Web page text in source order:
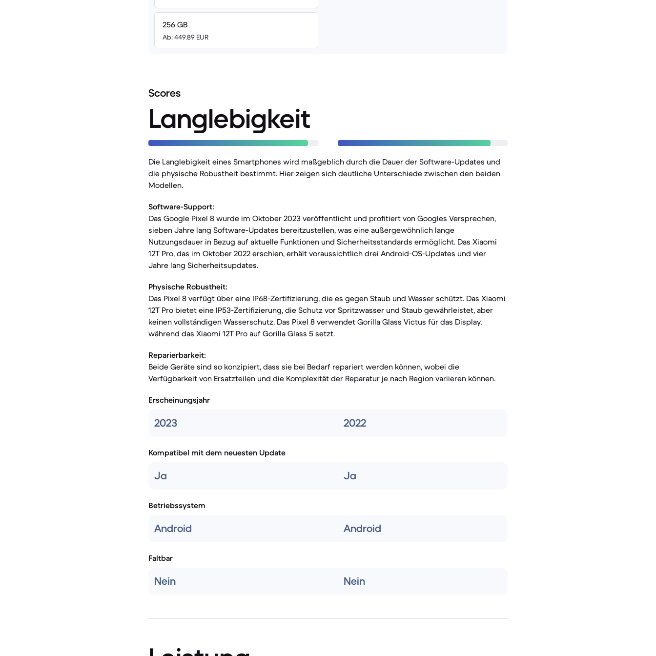
256 GB
Ab: 449.89 EUR
Scores
Langlebigkeit
Die Langlebigkeit eines Smartphones wird maßgeblich durch die Dauer der Software-Updates und
die physische Robustheit bestimmt. Hier zeigen sich deutliche Unterschiede zwischen den beiden
Modellen.
Software-Support:
Das Google Pixel 8 wurde im Oktober 2023 veröffentlicht und profitiert von Googles Versprechen,
sieben Jahre lang Software-Updates bereitzustellen, was eine außergewöhnlich lange
Nutzungsdauer in Bezug auf aktuelle Funktionen und Sicherheitsstandards ermöglicht. Das Xiaomi
12T Pro, das im Oktober 2022 erschien, erhält voraussichtlich drei Android-OS-Updates und vier
Jahre lang Sicherheitsupdates.
Physische Robustheit:
Das Pixel 8 verfügt über eine IP68-Zertifizierung, die es gegen Staub und Wasser schützt. Das Xiaomi
12T Pro bietet eine IP53-Zertifizierung, die Schutz vor Spritzwasser und Staub gewährleistet, aber
keinen vollständigen Wasserschutz. Das Pixel 8 verwendet Gorilla Glass Victus für das Display,
während das Xiaomi 12T Pro auf Gorilla Glass 5 setzt.
Reparierbarkeit:
Beide Geräte sind so konzipiert, dass sie bei Bedarf repariert werden können, wobei die
Verfügbarkeit von Ersatzteilen und die Komplexität der Reparatur je nach Region variieren können.
Erscheinungsjahr
2023 2022
Kompatibel mit dem neuesten Update
Ja Ja
Betriebssystem
Android Android
Faltbar
Nein Nein